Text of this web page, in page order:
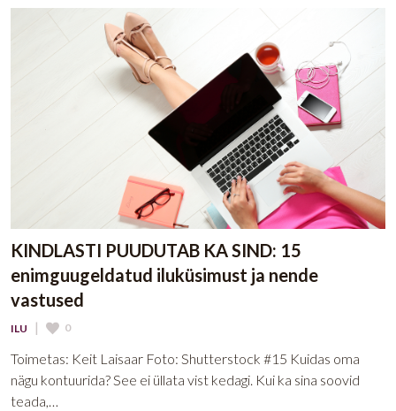
KINDLASTI PUUDUTAB KA SIND: 15
enimguugeldatud iluküsimust ja nende
vastused
ILU | 0
Toimetas: Keit Laisaar Foto: Shutterstock #15 Kuidas oma
nägu kontuurida? See ei üllata vist kedagi. Kui ka sina soovid
teada,…